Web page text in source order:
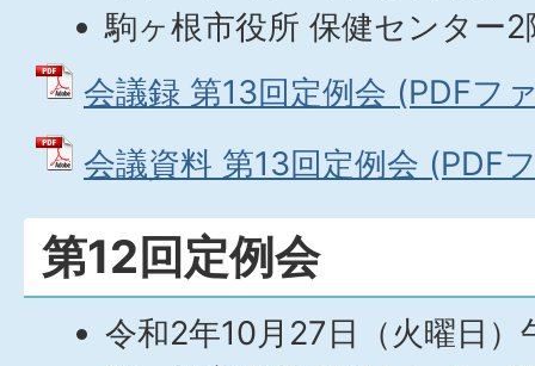
駒ヶ根市役所 保健センター
会議録 第13回定例会 (PDFフ
会議資料 第13回定例会 (PDF
第12回定例会
令和2年10月27日（火曜日）